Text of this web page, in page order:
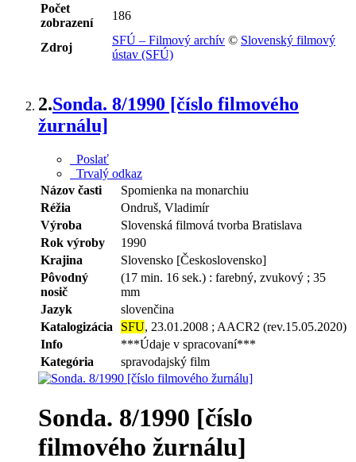
Počet
zobrazení
186
Zdroj
SFÚ – Filmový archív © Slovenský filmový
ústav (SFÚ)
2.Sonda. 8/1990 [číslo filmového
žurnálu]
Poslať
Trvalý odkaz
Názov časti
Spomienka na monarchiu
Réžia
Ondruš, Vladimír
Výroba
Slovenská filmová tvorba Bratislava
Rok výroby
1990
Krajina
Slovensko [Československo]
Pôvodný
nosič
(17 min. 16 sek.) : farebný, zvukový ; 35
mm
Jazyk
slovenčina
Katalogizácia
SFU, 23.01.2008 ; AACR2 (rev.15.05.2020)
Info
***Údaje v spracovaní***
Kategória
spravodajský film
Sonda. 8/1990 [číslo
filmového žurnálu]